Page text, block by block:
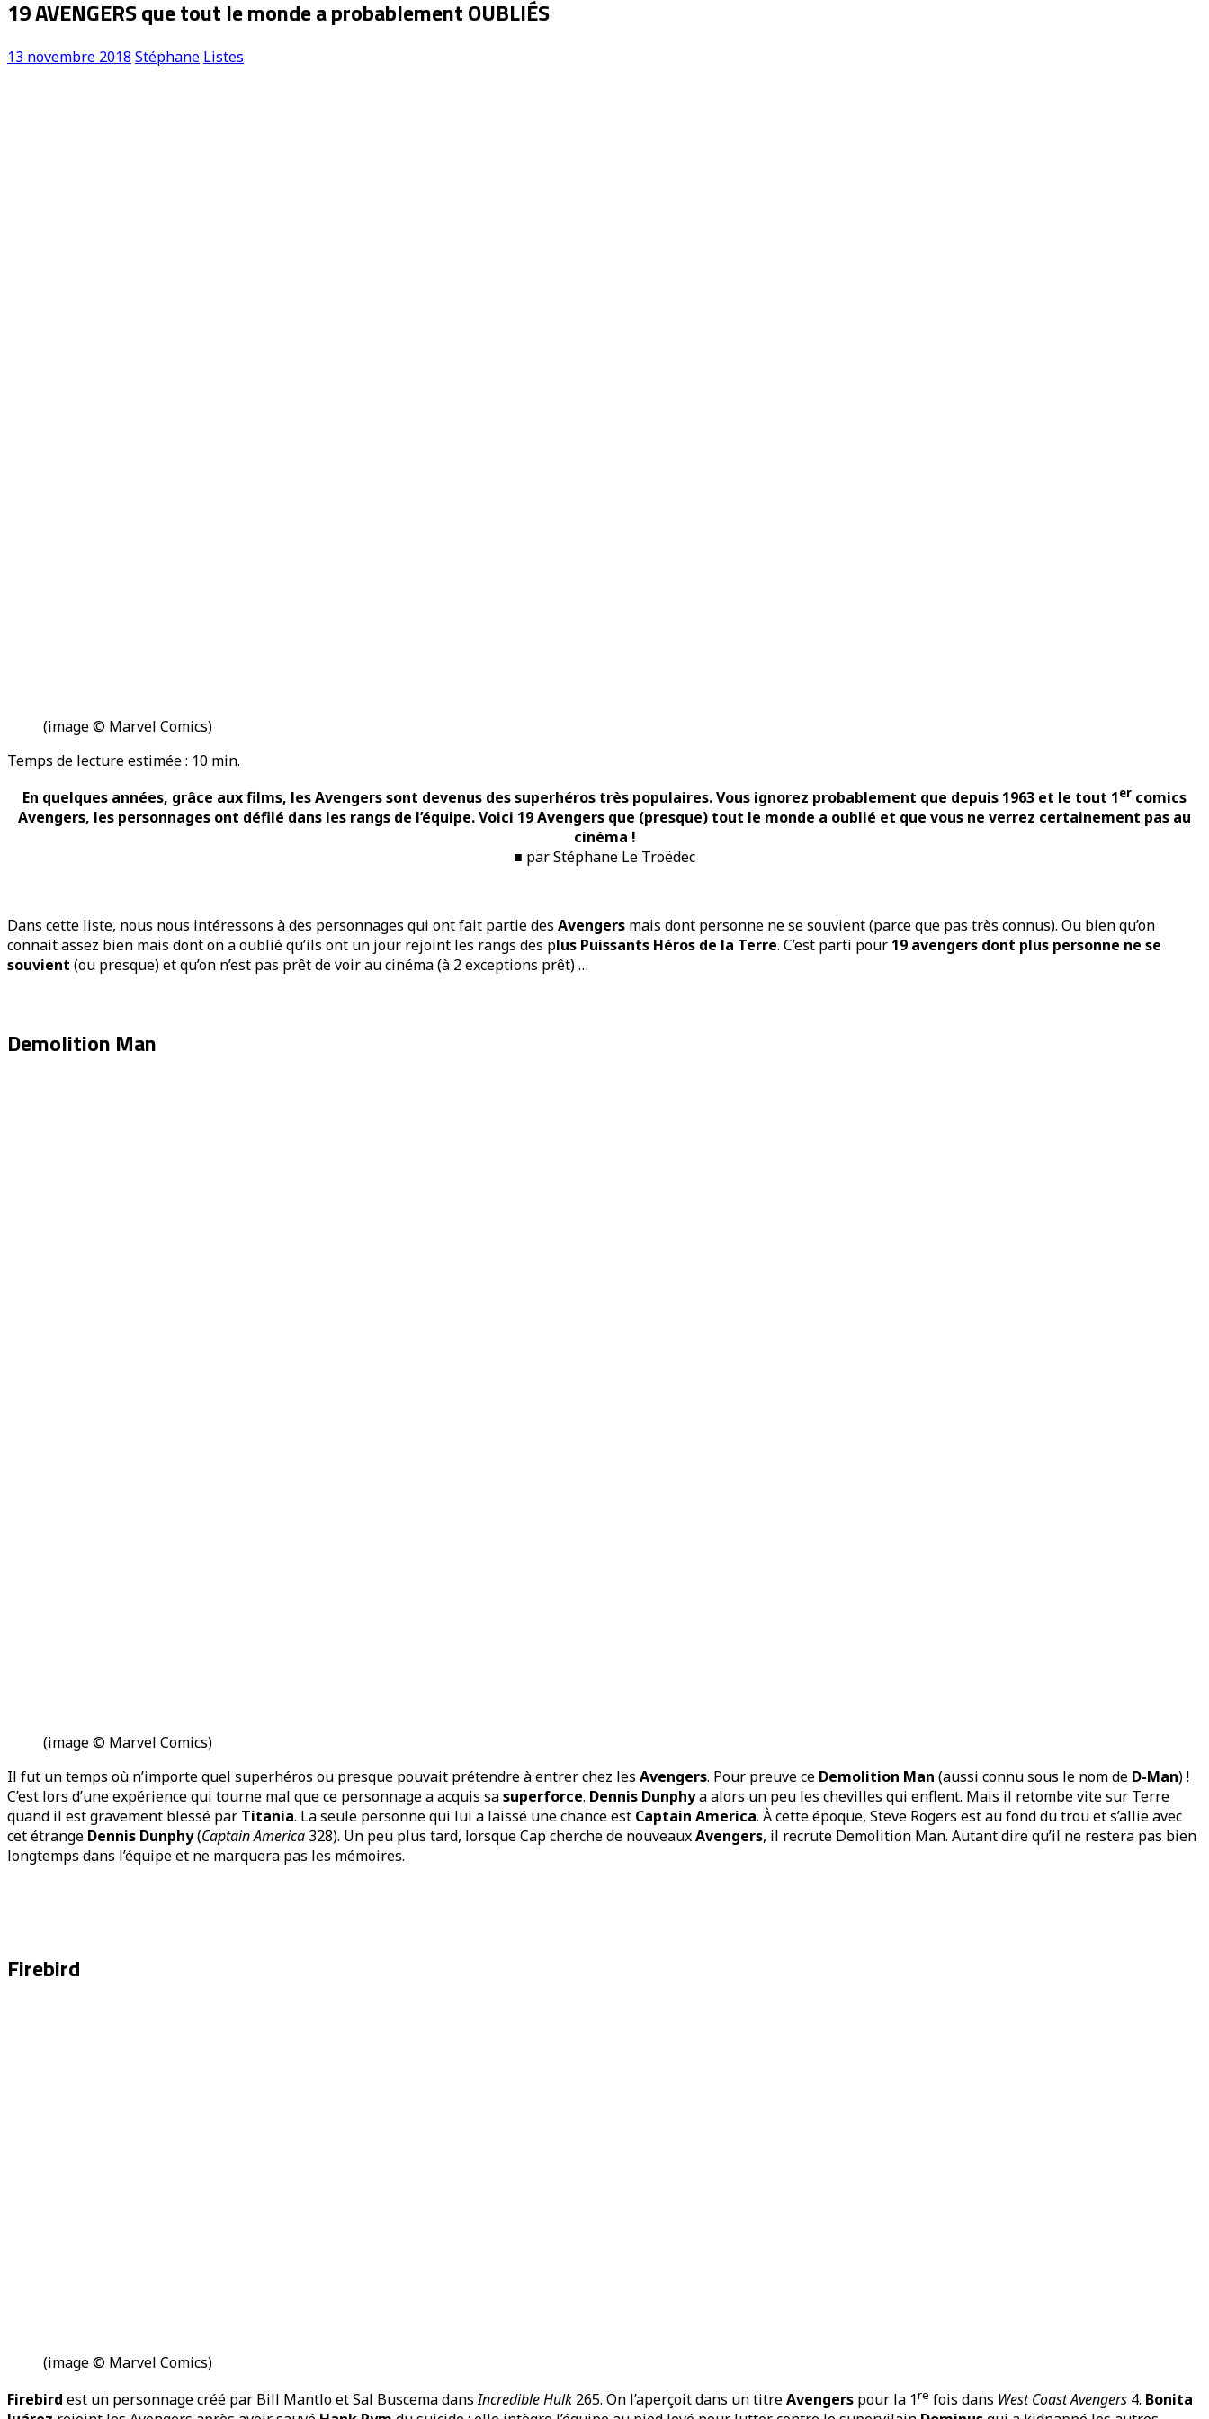
19 AVENGERS que tout le monde a probablement OUBLIÉS
13 novembre 2018 Stéphane Listes
(image © Marvel Comics)
Temps de lecture estimée : 10 min.
En quelques années, grâce aux films, les Avengers sont devenus des superhéros très populaires. Vous ignorez probablement que depuis 1963 et le tout 1er comics
Avengers, les personnages ont défilé dans les rangs de l’équipe. Voici 19 Avengers que (presque) tout le monde a oublié et que vous ne verrez certainement pas au
cinéma !
■ par Stéphane Le Troëdec
Dans cette liste, nous nous intéressons à des personnages qui ont fait partie des Avengers mais dont personne ne se souvient (parce que pas très connus). Ou bien qu’on
connait assez bien mais dont on a oublié qu’ils ont un jour rejoint les rangs des plus Puissants Héros de la Terre. C’est parti pour 19 avengers dont plus personne ne se
souvient (ou presque) et qu’on n’est pas prêt de voir au cinéma (à 2 exceptions prêt) …
Demolition Man
(image © Marvel Comics)
Il fut un temps où n’importe quel superhéros ou presque pouvait prétendre à entrer chez les Avengers. Pour preuve ce Demolition Man (aussi connu sous le nom de D-Man) !
C’est lors d’une expérience qui tourne mal que ce personnage a acquis sasuperforce. Dennis Dunphya alors un peu les chevilles qui enflent. Mais il retombe vite sur Terre
quand il est gravement blessé par Titania. La seule personne qui lui a laissé une chance est Captain America. À cette époque, Steve Rogers est au fond du trou et s’allie avec
cet étrange Dennis Dunphy(Captain America 328). Un peu plus tard, lorsque Cap cherche de nouveauxAvengers, il recrute Demolition Man. Autant dire qu’il ne restera pas bien
longtemps dans l’équipe et ne marquera pas les mémoires.
Firebird
(image © Marvel Comics)
Firebird est un personnage créé par Bill Mantlo et Sal Buscema dansIncredible Hulk 265. On l’aperçoit dans un titreAvengers pour la 1re fois dans West Coast Avengers 4. Bonita